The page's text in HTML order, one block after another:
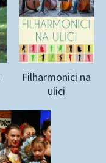
Filharmonici na
ulici